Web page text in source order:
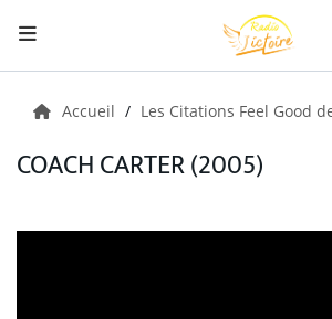
Radio
Musiques
Accueil Les Citations Feel Good
COACH CARTER (2005)